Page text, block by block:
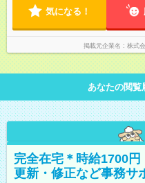
気になる！
掲載元企業名 株式
あなたの閲覧
完全在宅＊時給1700
更新・修正など事務サ